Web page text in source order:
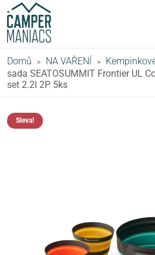
Domů > NA VAŘENÍ >
sada SEATOSUMMIT Frontier UL
set 2.2l 2P 5ks
Sleva!